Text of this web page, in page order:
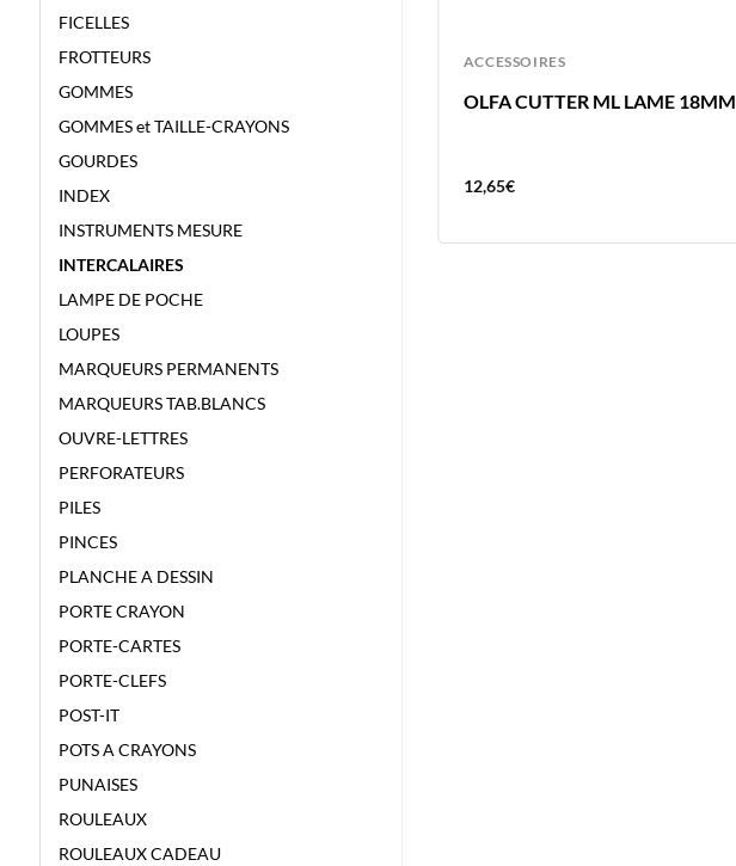
FICELLES
FROTTEURS
GOMMES
GOMMES et TAILLE-CRAYONS
GOURDES
INDEX
INSTRUMENTS MESURE
INTERCALAIRES
LAMPE DE POCHE
LOUPES
MARQUEURS PERMANENTS
MARQUEURS TAB.BLANCS
OUVRE-LETTRES
PERFORATEURS
PILES
PINCES
PLANCHE A DESSIN
PORTE CRAYON
PORTE-CARTES
PORTE-CLEFS
POST-IT
POTS A CRAYONS
PUNAISES
ROULEAUX
ROULEAUX CADEAU
ACCESSOIRES
OLFA CUTTER ML LAME 18MM
12,65€
ACCESSOIRES
OLFA COUTEAU A ART AK-1
STYLET
8,64